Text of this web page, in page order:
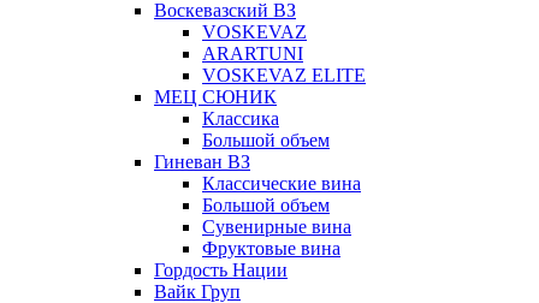
Воскевазский ВЗ
VOSKEVAZ
ARARTUNI
VOSKEVAZ ELITE
МЕЦ СЮНИК
Классика
Большой объем
Гиневан ВЗ
Классические вина
Большой объем
Сувенирные вина
Фруктовые вина
Гордость Нации
Вайк Груп